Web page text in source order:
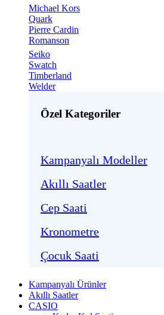
Michael Kors
Quark
Pierre Cardin
Romanson
Seiko
Swatch
Timberland
Welder
Özel Kategoriler
Kampanyalı Modeller
Akıllı Saatler
Cep Saati
Kronometre
Çocuk Saati
Kampanyalı Ürünler
Akıllı Saatler
CASIO